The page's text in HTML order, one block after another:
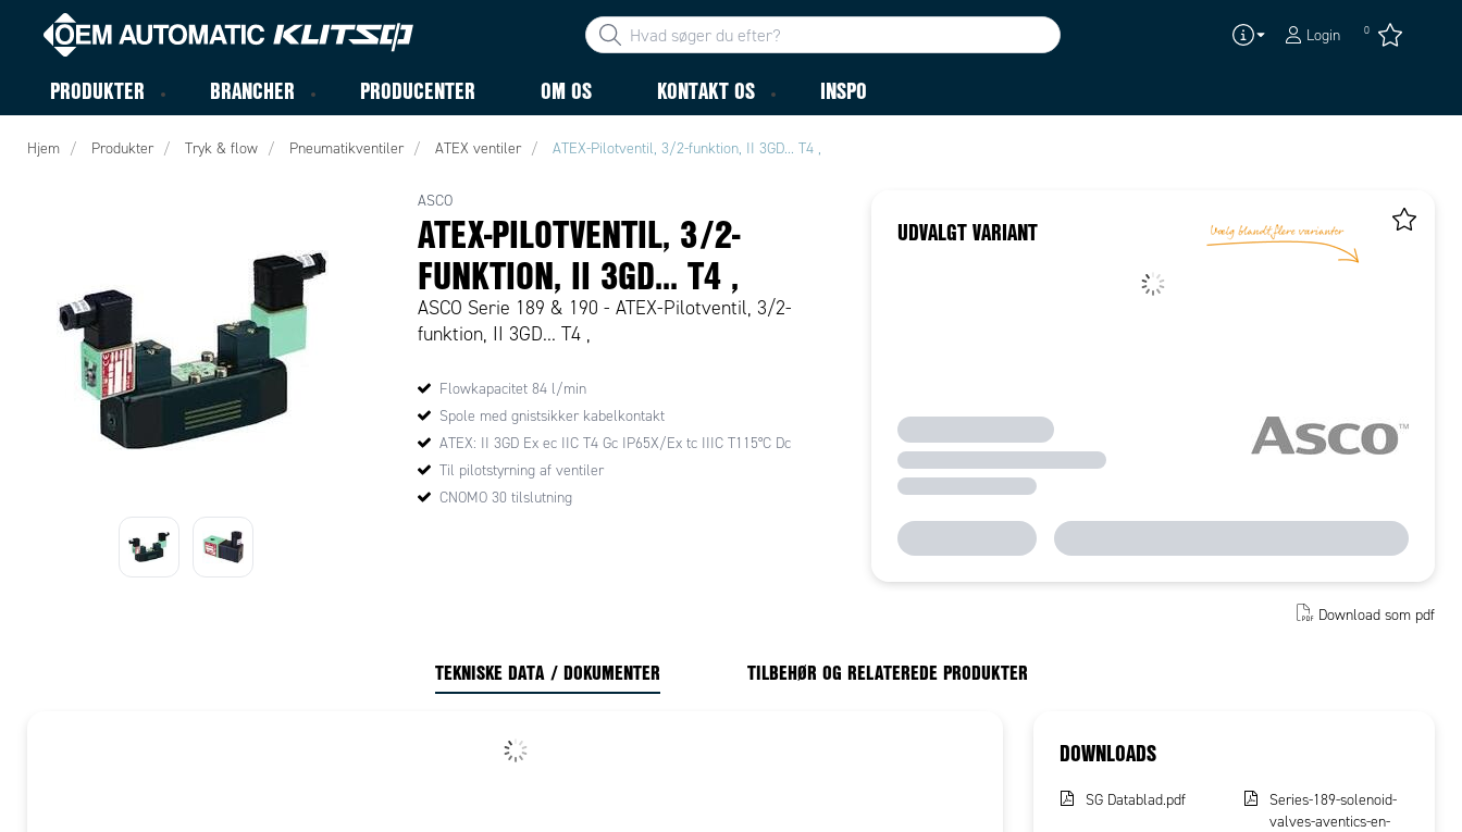
Login 0
PRODUKTER BRANCHER PRODUCENTER OM OS KONTAKT OS INSPO
Hjem Produkter Tryk & flow Pneumatikventiler ATEX ventiler ATEX-Pilotventil, 3/2-funktion, II 3GD... T4 ,
ASCO
ATEX-PILOTVENTIL, 3/2-
FUNKTION, II 3GD... T4 ,
ASCO Serie 189 & 190 - ATEX-Pilotventil, 3/2-
funktion, II 3GD... T4 ,
Flowkapacitet 84 l/min
Spole med gnistsikker kabelkontakt
ATEX: II 3GD Ex ec IIC T4 Gc IP65X/Ex tc IIIC T115°C Dc
Til pilotstyrning af ventiler
CNOMO 30 tilslutning
UDVALGT VARIANT
Download som pdf
TEKNISKE DATA / DOKUMENTER TILBEHØR OG RELATEREDE PRODUKTER
DOWNLOADS
SG Datablad.pdf
Series-189-solenoid-
valves-aventics-en-